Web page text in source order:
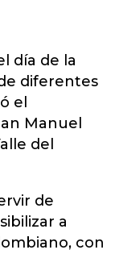
día de la
diferentes
el
Manuel
del
de
a
con